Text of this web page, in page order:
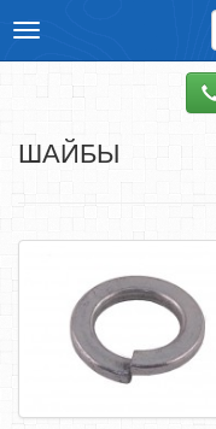
ИНТЕРНЕТ-МАГАЗИН
ДОСТАВКА И ОПЛАТА
НАПИШИТЕ НАМ
ВХОД
РЕГИСТРАЦИЯ
ОФОРМИТЬ ЗАКАЗ
АНКЕРНАЯ ТЕХНИКА
Toggle
navigation
ШАЙБЫ